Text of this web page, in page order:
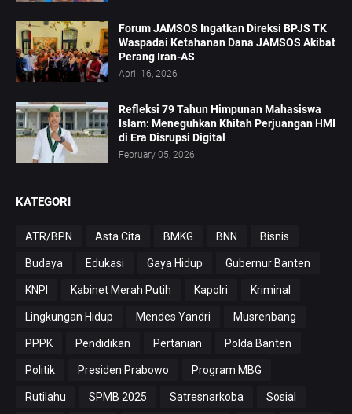
Forum JAMSOS Ingatkan Direksi BPJS TK
Waspadai Ketahanan Dana JAMSOS Akibat
Perang Iran-AS
April 16, 2026
Refleksi 79 Tahun Himpunan Mahasiswa
Islam: Meneguhkan Khitah Perjuangan HMI
di Era Disrupsi Digital
February 05, 2026
KATEGORI
ATR/BPN Asta Cita BMKG BNN Bisnis
Budaya Edukasi Gaya Hidup Gubernur Banten
KNPI Kabinet Merah Putih Kapolri Kriminal
Lingkungan Hidup Mendes Yandri Musrenbang
PPPK Pendidikan Pertanian Polda Banten
Politik Presiden Prabowo Program MBG
Rutilahu SPMB 2025 Satresnarkoba Sosial